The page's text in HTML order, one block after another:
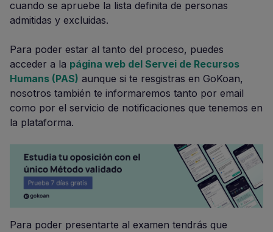
cuando se apruebe la lista definita de personas
admitidas y excluidas.
Para poder estar al tanto del proceso, puedes
acceder a la página web del Servei de Recursos
Humans (PAS) aunque si te resgistras en GoKoan,
nosotros también te informaremos tanto por email
como por el servicio de notificaciones que tenemos en
la plataforma.
Para poder presentarte al examen tendrás que